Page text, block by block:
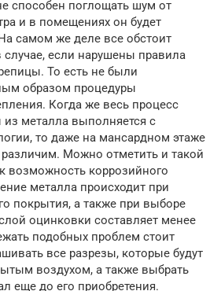
способен поглощать шум от
и в помещениях он будет
самом же деле все обстоит
случае, если нарушены правила
То есть не были
образом процедуры
Когда же весь процесс
металла выполняется с
то даже на мансардном этаже
различим. Можно отметить и такой
возможность коррозийного
металла происходит при
покрытия, а также при выборе
оцинковки составляет менее
подобных проблем стоит
все разрезы, которые будут
воздухом, а также выбрать
еще до его приобретения.